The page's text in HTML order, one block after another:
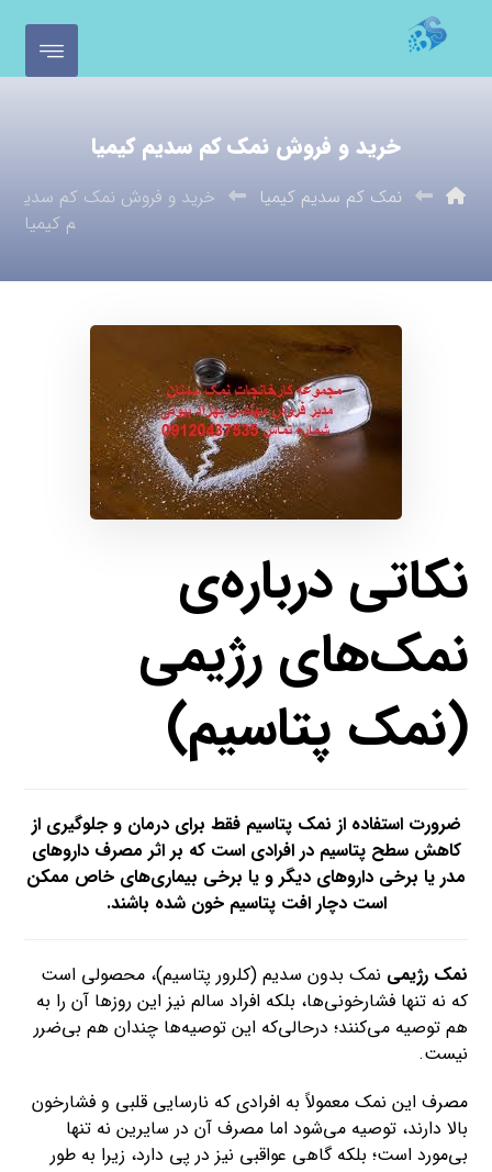
خرید و فروش نمک کم سدیم کیمیا
نمک کم سدیم کیمیا
خرید و فروش نمک کم سدی
م کیمیا
نکاتی درباره‌ی
نمک‌های رژیمی
(نمک پتاسیم)
ضرورت استفاده از نمک پتاسیم فقط برای درمان و جلوگیری از
کاهش سطح پتاسیم در افرادی است که بر اثر مصرف داروهای
مدر یا برخی داروهای دیگر و یا برخی بیماری‌های خاص ممکن
است دچار افت پتاسیم خون شده باشند.
نمک رژیمی نمک بدون سدیم (کلرور پتاسیم)، محصولی است
که نه تنها فشارخونی‌ها، بلکه افراد سالم نیز این روزها آن را به
هم توصیه می‌کنند؛ درحالی‌که این توصیه‌ها چندان هم بی‌ضرر
نیست.
مصرف این نمک معمولاً به افرادی که نارسایی قلبی و فشارخون
بالا دارند، توصیه می‌شود اما مصرف آن در سایرین نه تنها
بی‌مورد است؛ بلکه گاهی عواقبی نیز در پی دارد، زیرا به طور